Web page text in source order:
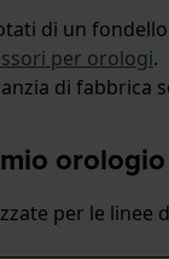
di un
per orologi.
di
orologio
per le linee